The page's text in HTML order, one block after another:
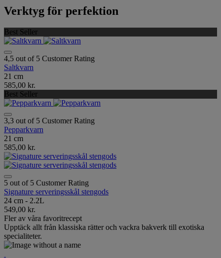
Verktyg för perfektion
Best Seller
4,5 out of 5 Customer Rating
Saltkvarn
21 cm
585,00 kr.
Best Seller
3,3 out of 5 Customer Rating
Pepparkvarn
21 cm
585,00 kr.
5 out of 5 Customer Rating
Signature serveringsskål stengods
24 cm - 2.2L
549,00 kr.
Fler av våra favoritrecept
Upptäck allt från klassiska rätter och vackra bakverk till exotiska
specialiteter.